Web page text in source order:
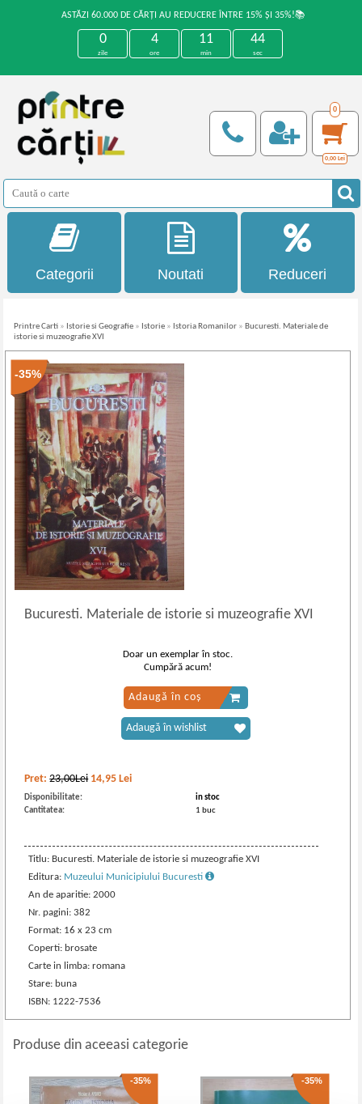
ASTĂZI 60.000 DE CĂRȚI AU REDUCERE ÎNTRE 15% ȘI 35%!📚
0
zile
4
ore
11
min
44
sec
0
0,00 Lei
Categorii Noutati Reduceri
Printre Carti » Istorie si Geografie » Istorie » Istoria Romanilor » Bucuresti. Materiale de
istorie si muzeografie XVI
-35%
Bucuresti. Materiale de istorie si muzeografie XVI
Pret:23,00Lei 14,95 Lei
Disponibilitate:
in stoc
Cantitatea:
1 buc
Titlu: Bucuresti. Materiale de istorie si muzeografie XVI
Editura: Muzeului Municipiului Bucuresti
An de aparitie: 2000
Nr. pagini: 382
Format: 16 x 23 cm
Coperti: brosate
Carte in limba: romana
Stare: buna
ISBN: 1222-7536
Doar un exemplar în stoc.
Cumpără acum!
Adaugă în coș
Adaugă în wishlist
Produse din aceeasi categorie
-35% -35%